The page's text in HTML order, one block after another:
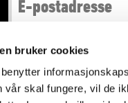
bruker cookies
vår skal fungere, vil de
og tekst fra glimt.no